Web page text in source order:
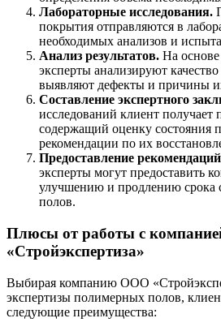
Лабораторные исследования.
покрытия отправляются в
необходимых анализов и
Анализ результатов. На
эксперты анализируют
выявляют дефекты и причины
Составление экспертного
исследований клиент получает
содержащий оценку состояния
рекомендации по их
Предоставление
эксперты могут предоставить
улучшению и продлению
полов.
Плюсы от работы с
«Стройэкспертиза»
Выбирая компанию ООО
экспертизы полимерных полов,
следующие преимущества: